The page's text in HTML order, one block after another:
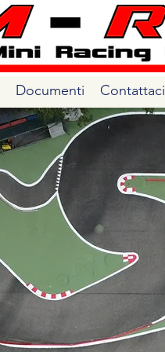
Documenti Contattaci